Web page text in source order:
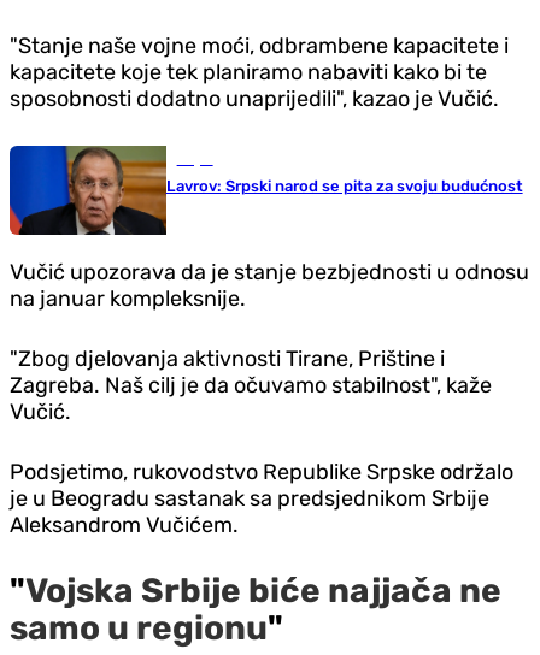
"Stanje naše vojne moći, odbrambene kapacitete i
kapacitete koje tek planiramo nabaviti kako bi te
sposobnosti dodatno unaprijedili", kazao je Vučić.
Lavrov: Srpski narod se pita za svoju budućnost
Vučić upozorava da je stanje bezbjednosti u odnosu
na januar kompleksnije.
"Zbog djelovanja aktivnosti Tirane, Prištine i
Zagreba. Naš cilj je da očuvamo stabilnost", kaže
Vučić.
Podsjetimo, rukovodstvo Republike Srpske održalo
je u Beogradu sastanak sa predsjednikom Srbije
Aleksandrom Vučićem.
"Vojska Srbije biće najjača ne
samo u regionu"